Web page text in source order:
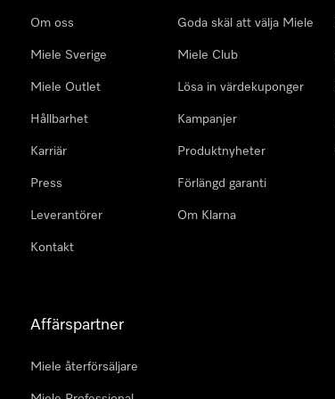
Om oss
Miele Sverige
Miele Outlet
Hållbarhet
Karriär
Press
Leverantörer
Kontakt
Goda skäl att välja Miele
Miele Club
Lösa in värdekuponger
Kampanjer
Produktnyheter
Förlängd garanti
Om Klarna
Affärspartner
Miele återförsäljare